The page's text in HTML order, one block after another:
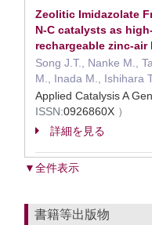
Zeolitic Imidazolate
N-C catalysts as
rechargeable zinc-air
Song J.T., Nanke M.,
M., Inada M., Ishihara
Applied Catalysis A
ISSN:0926860X ）
詳細を見る
▼全件表示
書籍等出版物